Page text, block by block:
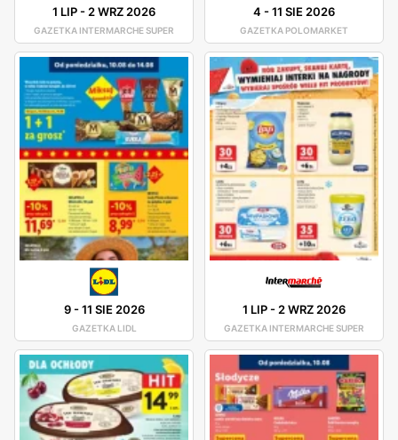
1 LIP- 2 WRZ 2026
GAZETKA INTERMARCHE SUPER
4 -11 SIE 2026
GAZETKA POLOMARKET
9-11 SIE 2026
GAZETKA LIDL
1 LIP- 2 WRZ 2026
GAZETKA INTERMARCHE SUPER